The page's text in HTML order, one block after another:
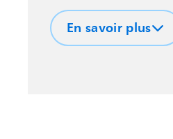
téléphone et à d'autres
technologie sans fil
En savoir plus